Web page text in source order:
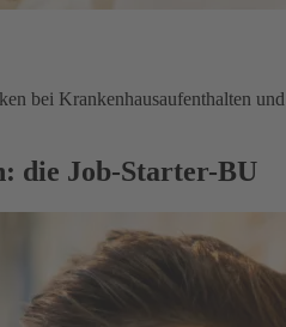
bei Krankenhausaufenthalten
die Job-Starter-BU